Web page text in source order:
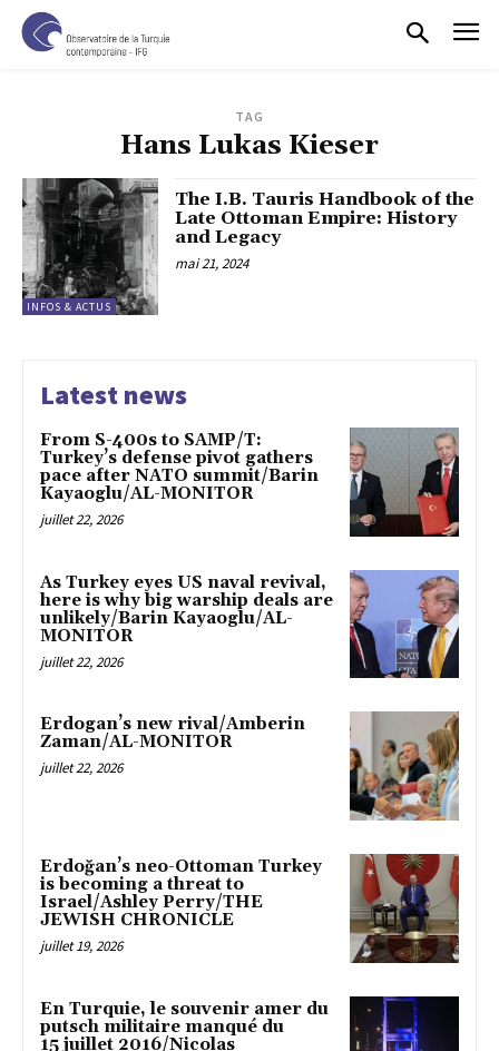
TAG
Hans Lukas Kieser
INFOS & ACTUS
The I.B. Tauris Handbook of the
Late Ottoman Empire: History
and Legacy
mai 21, 2024
Latest news
From S-400s to SAMP/T:
Turkey’s defense pivot gathers
pace after NATO summit/Barin
Kayaoglu/AL-MONITOR
juillet 22, 2026
As Turkey eyes US naval revival,
here is why big warship deals are
unlikely/Barin Kayaoglu/AL-
MONITOR
juillet 22, 2026
Erdogan’s new rival/Amberin
Zaman/AL-MONITOR
juillet 22, 2026
Erdoğan’s neo-Ottoman Turkey
is becoming a threat to
Israel/Ashley Perry/THE
JEWISH CHRONICLE
juillet 19, 2026
En Turquie, le souvenir amer du
putsch militaire manqué du
15 juillet 2016/Nicolas